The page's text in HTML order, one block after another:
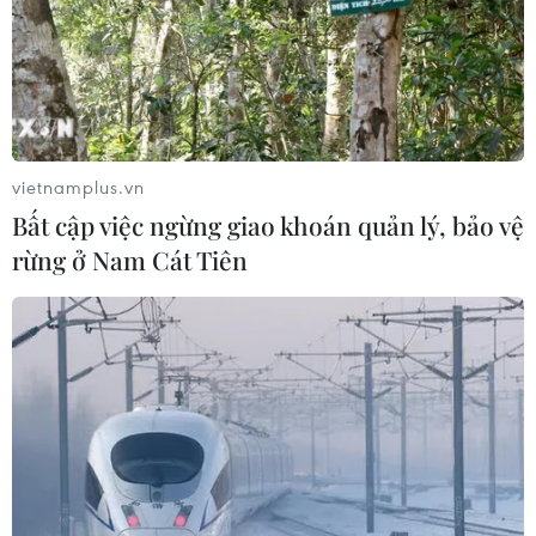
06/08/2026 03:01
Dự án cao tốc Châu Đốc-Cần Thơ-
Sóc Trăng thiếu nguồn vật liệu thi
công
06/08/2026 02:33
Sắp thu phí thêm 5 dự án thành phần
cao tốc đoạn từ Quảng Ngãi-Nha
Trang
06/08/2026 02:27
Hà Tĩnh nguy cơ sạt lở trên
nhiều tuyến giao thông trước mùa
mưa bão
vietnamplus.vn
Bất cập việc ngừng giao khoán quản lý, bảo vệ
rừng ở Nam Cát Tiên